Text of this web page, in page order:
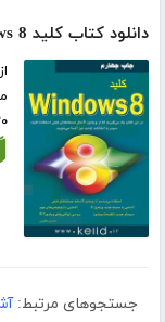
دانلود کتاب کلید Windows 8
جستجوهای مرتبط: